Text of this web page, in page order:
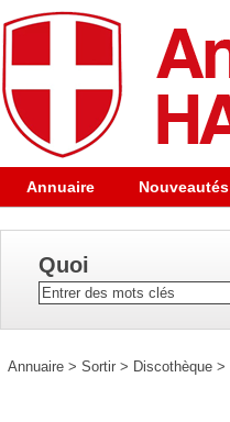
Annuaire Nouveautés
Quoi
Annuaire > Sortir > Discothèque >